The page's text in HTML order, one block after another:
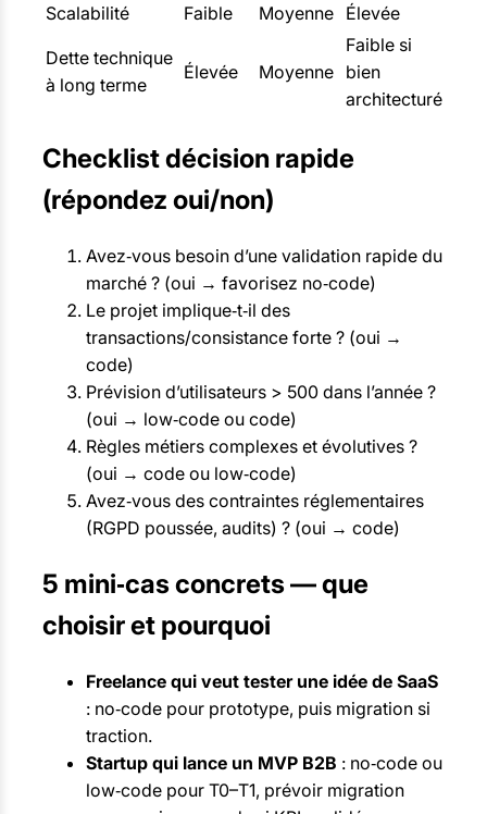
Scalabilité
Faible Moyenne Élevée
Dette technique
à long terme
Élevée Moyenne
Faible si
bien
architecturé
Checklist décision rapide
(répondez oui/non)
Avez‑vous besoin d’une validation rapide du
marché ? (oui → favorisez no‑code)
Le projet implique‑t‑il des
transactions/consistance forte ? (oui →
code)
Prévision d’utilisateurs > 500 dans l’année ?
(oui → low‑code ou code)
Règles métiers complexes et évolutives ?
(oui → code ou low‑code)
Avez‑vous des contraintes réglementaires
(RGPD poussée, audits) ? (oui → code)
5 mini‑cas concrets — que
choisir et pourquoi
Freelance qui veut tester une idée de SaaS
: no‑code pour prototype, puis migration si
traction.
Startup qui lance un MVP B2B : no‑code ou
low‑code pour T0–T1, prévoir migration